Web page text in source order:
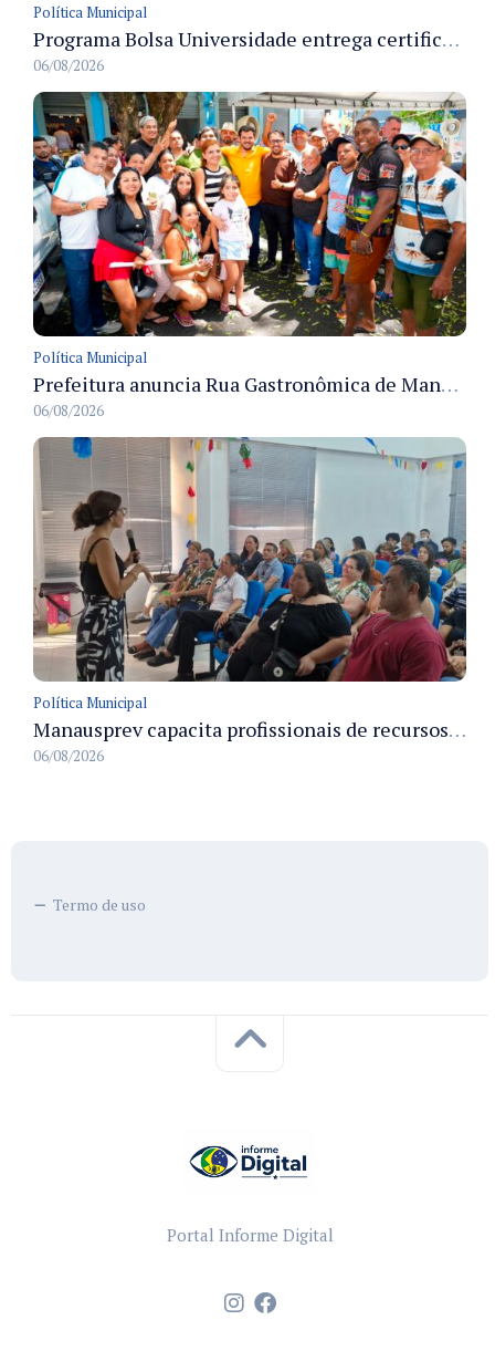
Política Municipal
Programa Bolsa Universidade entrega certificados a formandos em Manaus na sede do Executivo municipal
06/08/2026
Política Municipal
Prefeitura anuncia Rua Gastronômica de Manaus e garante alternativas para 54 ambulantes cadastrados
06/08/2026
Política Municipal
Manausprev capacita profissionais de recursos humanos para agilizar concessão de aposentadorias no município
06/08/2026
Termo de uso
Portal Informe Digital